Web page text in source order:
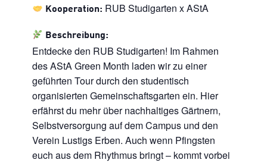
Kooperation: RUB Studigarten x AStA
Beschreibung:
Entdecke den RUB Studigarten! Im Rahmen
des AStA Green Month laden wir zu einer
geführten Tour durch den studentisch
organisierten Gemeinschaftsgarten ein. Hier
erfährst du mehr über nachhaltiges Gärtnern,
Selbstversorgung auf dem Campus und den
Verein Lustigs Erben. Auch wenn Pfingsten
euch aus dem Rhythmus bringt – kommt vorbei